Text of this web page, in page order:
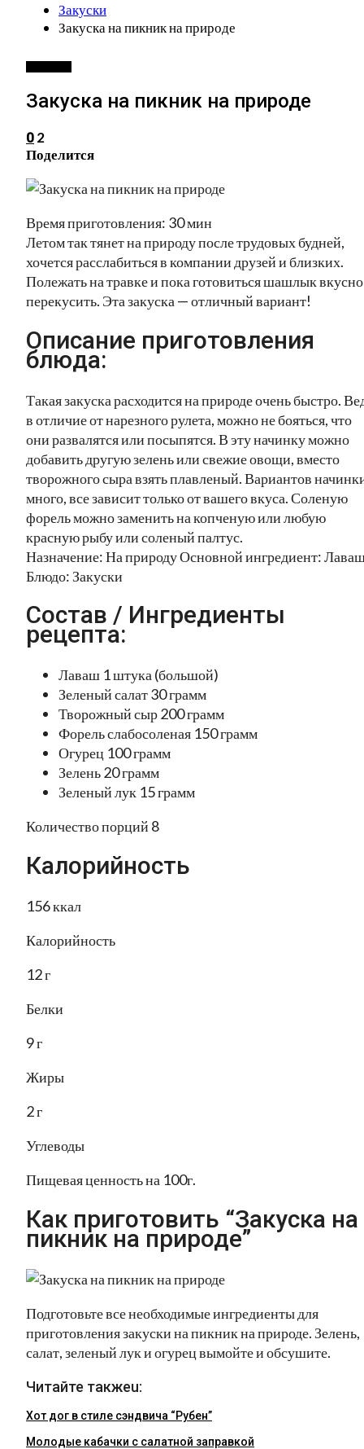
Закуски
Закуска на пикник на природе
Закуска на пикник на природе
0 2
Поделится
Время приготовления: 30 мин
Летом так тянет на природу после трудовых будней,
хочется расслабиться в компании друзей и близких.
Полежать на травке и пока готовиться шашлык вкусно
перекусить. Эта закуска — отличный вариант!
Описание приготовления
блюда:
Такая закуска расходится на природе очень быстро.
в отличие от нарезного рулета, можно не бояться, что
они развалятся или посыпятся. В эту начинку можно
добавить другую зелень или свежие овощи, вместо
творожного сыра взять плавленый. Вариантов
много, все зависит только от вашего вкуса. Соленую
форель можно заменить на копченую или любую
красную рыбу или соленый палтус.
Назначение: На природу Основной ингредиент:
Блюдо: Закуски
Состав / Ингредиенты
рецепта:
Лаваш 1 штука (большой)
Зеленый салат 30 грамм
Творожный сыр 200 грамм
Форель слабосоленая 150 грамм
Огурец 100 грамм
Зелень 20 грамм
Зеленый лук 15 грамм
Количество порций 8
Калорийность
156 ккал
Калорийность
12 г
Белки
9 г
Жиры
2 г
Углеводы
Пищевая ценность на 100г.
Как приготовить “Закуска на
пикник на природе”
Подготовьте все необходимые ингредиенты для
приготовления закуски на пикник на природе. Зелень,
салат, зеленый лук и огурец вымойте и обсушите.
Читайте такжеu:
Хот дог в стиле сэндвича “Рубен”
Молодые кабачки с салатной заправкой